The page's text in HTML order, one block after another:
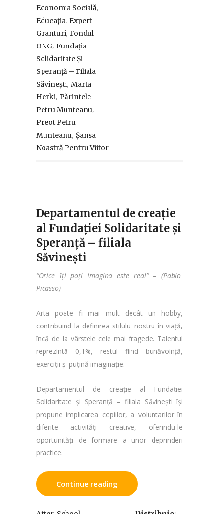
Economia Socială,
Educația, Expert
Granturi, Fondul
ONG, Fundația
Solidaritate Și
Speranță – Filiala
Săvinești, Marta
Herki, Părintele
Petru Munteanu,
Preot Petru
Munteanu, Șansa
Noastră Pentru Viitor
Departamentul de creație
al Fundației Solidaritate și
Speranță – filiala
Săvinești
“Orice îți poți imagina este real” – (Pablo
Picasso)
Arta poate fi mai mult decât un hobby,
contribuind la definirea stilului nostru în viață,
încă de la vârstele cele mai fragede. Talentul
reprezintă 0,1%, restul fiind bunăvoință,
exerciții și puțină imaginație.
Departamentul de creație al Fundației
Solidaritate și Speranță – filiala Săvinești își
propune implicarea copiilor, a voluntarilor în
diferite activități creative, oferindu-le
oportunități de formare a unor deprinderi
practice.
Continue reading